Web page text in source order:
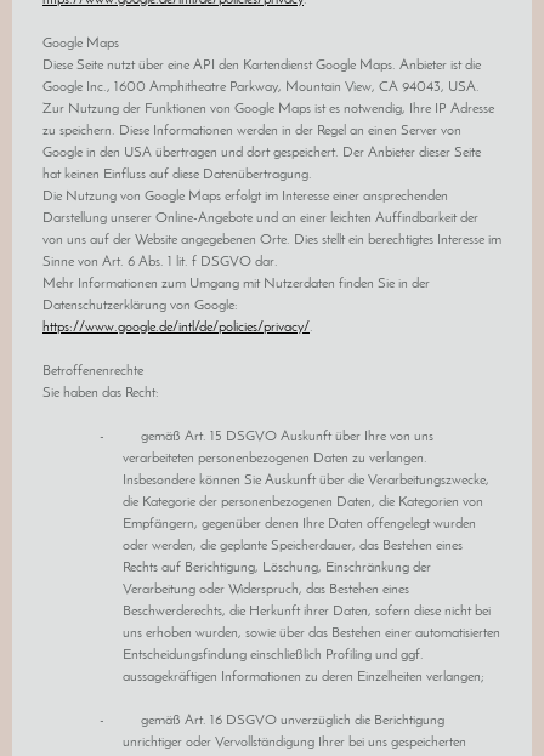
Google Maps
Diese Seite nutzt über eine API den Kartendienst Google Maps. Anbieter ist die
Google Inc., 1600 Amphitheatre Parkway, Mountain View, CA 94043, USA.
Zur Nutzung der Funktionen von Google Maps ist es notwendig, Ihre IP Adresse
zu speichern. Diese Informationen werden in der Regel an einen Server von
Google in den USA übertragen und dort gespeichert. Der Anbieter dieser Seite
hat keinen Einfluss auf diese Datenübertragung.
Die Nutzung von Google Maps erfolgt im Interesse einer ansprechenden
Darstellung unserer Online-Angebote und an einer leichten Auffindbarkeit der
von uns auf der Website angegebenen Orte. Dies stellt ein berechtigtes Interesse im
Sinne von Art. 6 Abs. 1 lit. f DSGVO dar.
Mehr Informationen zum Umgang mit Nutzerdaten finden Sie in der
Datenschutzerklärung von Google:
https://www.google.de/intl/de/policies/privacy/.
Betroffenenrechte
Sie haben das Recht:
- gemäß Art. 15 DSGVO Auskunft über Ihre von uns
verarbeiteten personenbezogenen Daten zu verlangen.
Insbesondere können Sie Auskunft über die Verarbeitungszwecke,
die Kategorie der personenbezogenen Daten, die Kategorien von
Empfängern, gegenüber denen Ihre Daten offengelegt wurden
oder werden, die geplante Speicherdauer, das Bestehen eines
Rechts auf Berichtigung, Löschung, Einschränkung der
Verarbeitung oder Widerspruch, das Bestehen eines
Beschwerderechts, die Herkunft ihrer Daten, sofern diese nicht bei
uns erhoben wurden, sowie über das Bestehen einer automatisierten
Entscheidungsfindung einschließlich Profiling und ggf.
aussagekräftigen Informationen zu deren Einzelheiten verlangen;
- gemäß Art. 16 DSGVO unverzüglich die Berichtigung
unrichtiger oder Vervollständigung Ihrer bei uns gespeicherten